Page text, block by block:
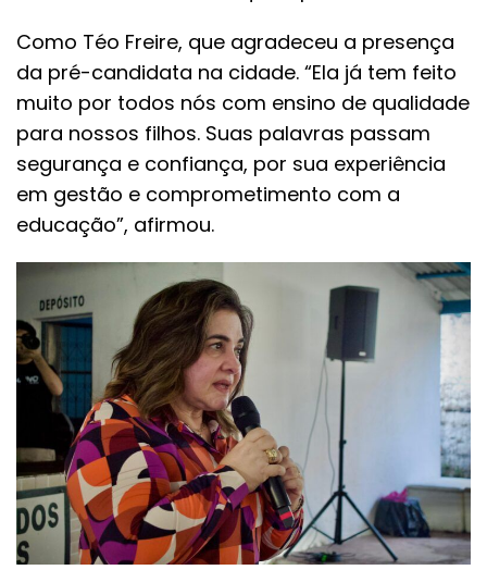
Como Téo Freire, que agradeceu a presença
da pré-candidata na cidade. “Ela já tem feito
muito por todos nós com ensino de qualidade
para nossos filhos. Suas palavras passam
segurança e confiança, por sua experiência
em gestão e comprometimento com a
educação”, afirmou.